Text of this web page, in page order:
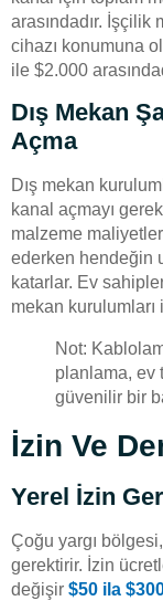
arasındadır. İşçilik
cihazı konumuna
ile $2.000
Dış Mekan
Açma
Dış mekan
kanal açmayı
malzeme
ederken hendeğin
katarlar. Ev
mekan
Not:
planlama, ev
güvenilir bir
İzin Ve
Yerel İzin
Çoğu yargı
gerektirir. İzin
değişir $50 ila